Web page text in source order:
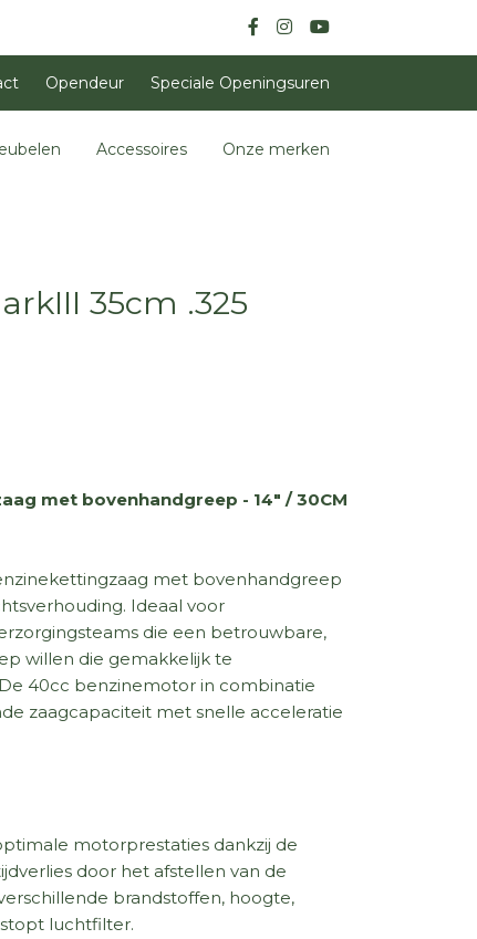
Opendeur Speciale Openingsuren
Accessoires Onze merken
35cm .325
met bovenhandgreep - 14" / 30CM
met bovenhandgreep
Ideaal voor
die een betrouwbare,
willen die gemakkelijk te
40cc benzinemotor in combinatie
zaagcapaciteit met snelle acceleratie
motorprestaties dankzij de
door het afstellen van de
brandstoffen, hoogte,
luchtfilter.